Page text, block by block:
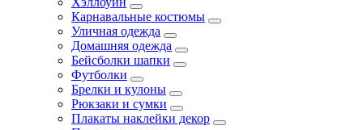
Карнавальные костюмы
Уличная одежда
Домашняя одежда
Бейсболки шапки
Футболки
Брелки и кулоны
Рюкзаки и сумки
Плакаты наклейки декор